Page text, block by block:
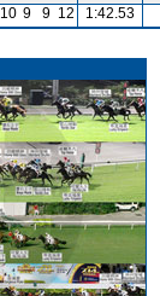
10 9 9 12 1:42.53